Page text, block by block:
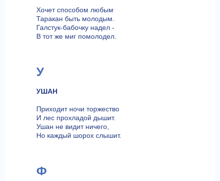
Хочет способом любым
Таракан быть молодым.
Галстук-бабочку надел -
В тот же миг помолодел.
У
УШАН
Приходит ночи торжество
И лес прохладой дышит.
Ушан не видит ничего,
Но каждый шорох слышит.
Ф